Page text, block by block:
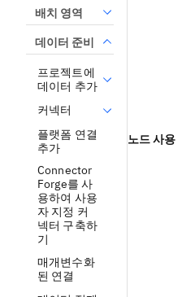
배치 영역
데이터 준비
프로젝트에
데이터 추가
커넥터
플랫폼 연결
추가
Connector
Forge를 사
용하여 사용
자 지정 커
넥터 구축하
기
매개변수화
된 연결
노드 사용